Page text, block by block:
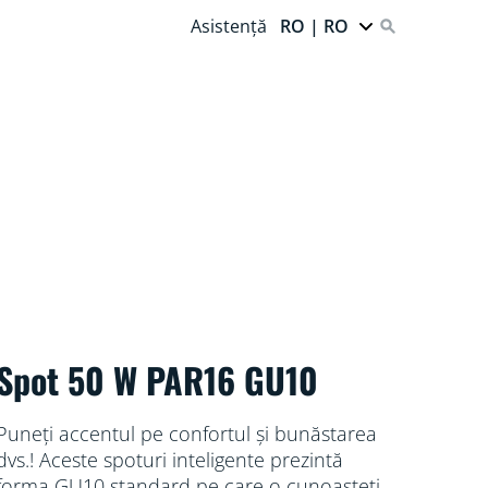
Asistență RO | RO
50 W PAR16 GU10
accentul pe confortul și bunăstarea
Aceste spoturi inteligente prezintă